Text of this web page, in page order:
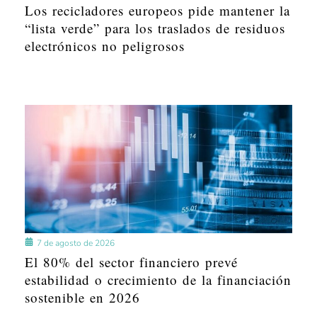
Los recicladores europeos pide mantener la
“lista verde” para los traslados de residuos
electrónicos no peligrosos
7 de agosto de 2026
El 80% del sector financiero prevé
estabilidad o crecimiento de la financiación
sostenible en 2026